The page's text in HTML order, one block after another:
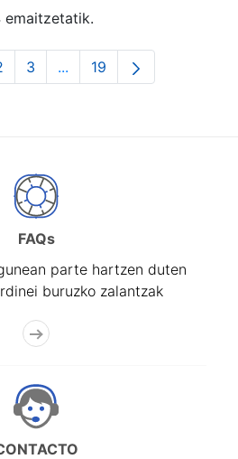
emaitzetatik.
Orrialdea
3 ...Intermediate Pages Use
Orrialdea
19
FAQs
parte hartzen duten
buruzko zalantzak